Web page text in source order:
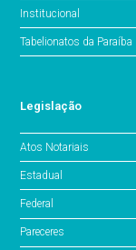
Institucional
Tabelionatos da Paraíba
Legislação
Atos Notariais
Estadual
Federal
Pareceres